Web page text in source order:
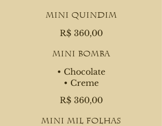
Mini Quindim
R$ 360,00
Mini Bomba
• Chocolate
• Creme
R$ 360,00
Mini Mil Folhas